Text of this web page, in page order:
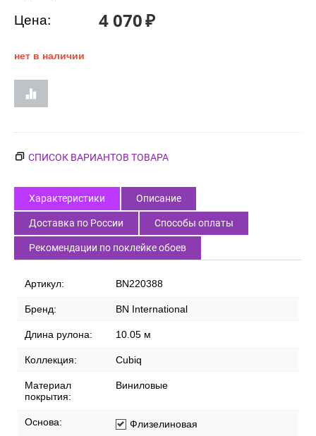
Цена: 4 070₽
нет в наличии
СПИСОК ВАРИАНТОВ ТОВАРА
Характеристики Описание
Доставка по России Способы оплаты
Рекомендации по поклейке обоев
Артикул: BN220388
Бренд: BN International
Длина рулона: 10.05 м
Коллекция: Cubiq
Материал
покрытия:
Виниловые
Основа: Флизелиновая